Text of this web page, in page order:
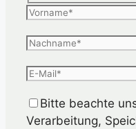
Bitte beachte
Verarbeitung,